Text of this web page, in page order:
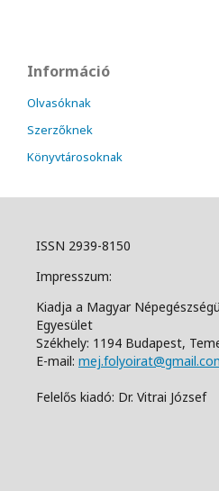
Információ
Olvasóknak
Szerzőknek
Könyvtárosoknak
ISSN 2939-8150
Impresszum:
Kiadja a Magyar
Egyesület
Székhely: 1194 Budapest,
E-mail:
Felelős kiadó: Dr. Vitrai József